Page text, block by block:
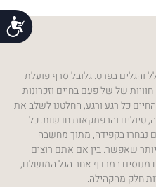
והגלים בפרט. גלובל סרף פועלת
של של פעם בחיים וזכרונות
כל רגע ורגע, החלטנו לשלב את
טיולים והרפתקאות חדשות. כל
נבחרו בקפידה, מתוך מחשבה
שאפשר. בין אם אתם רוצים
מנוסים במרדף אחר הגל המושלם,
חלק מהקהילה.